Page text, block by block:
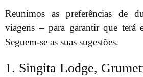
Reunimos as preferências de
viagens – para garantir que terá
Seguem-se as suas sugestões.
1. Singita Lodge,